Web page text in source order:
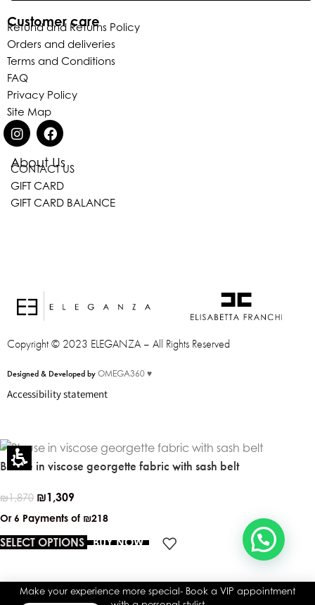
About Us
CONTACT US
GIFT CARD
GIFT CARD BALANCE
Customer care
Refund and Returns Policy
Orders and deliveries
Terms and Conditions
FAQ
Privacy Policy
Site Map
Copyright © 2023 ELEGANZA – All Rights Reserved
Designed & Developed by OMEGA360 ♥
Accessibility statement
Blouse in viscose georgette fabric with sash belt
₪1,870 ₪1,309
Or 6 Payments of ₪218
SELECT OPTIONS BUY NOW
Eleganza Israel
היישלום, ברוכה הבאה ל-ELEGANZA -
ELISABETTA FRANCHI
haveMake your experience more special- Book a VIP appointment